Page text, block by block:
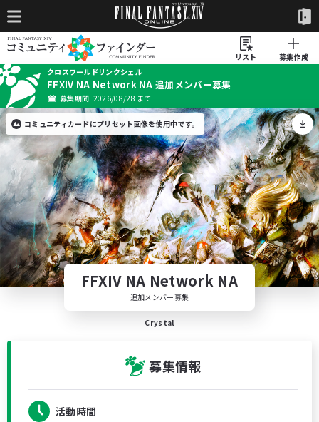
リスト
募集作成
クロスワールドリンクシェル
FFXIV NA Network NA 追加メンバー募集
募集期間: 2026/08/28 まで
FFXIV NA Network NA
追加メンバー募集
Crystal
コミュニティカードにプリセット画像を使用中です。
募集情報
活動時間